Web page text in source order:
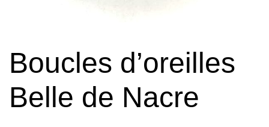
Boucles d’oreilles
Belle de Nacre